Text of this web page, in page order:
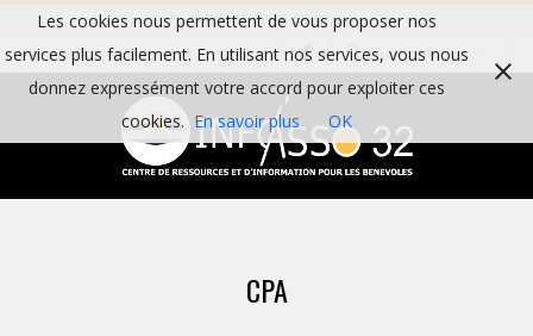
to
content
Tél : 05 62 06 59 82
Actualités Partenaires Contact
I
CPA
Les cookies nous permettent de vous proposer nos
services plus facilement. En utilisant nos services, vous nous
donnez expressément votre accord pour exploiter ces
cookies. En savoir plus OK